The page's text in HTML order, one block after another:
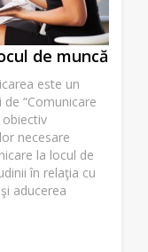
de muncă
este un
“Comunicare
obiectiv
necesare
la locul de
în relaţia cu
aducerea